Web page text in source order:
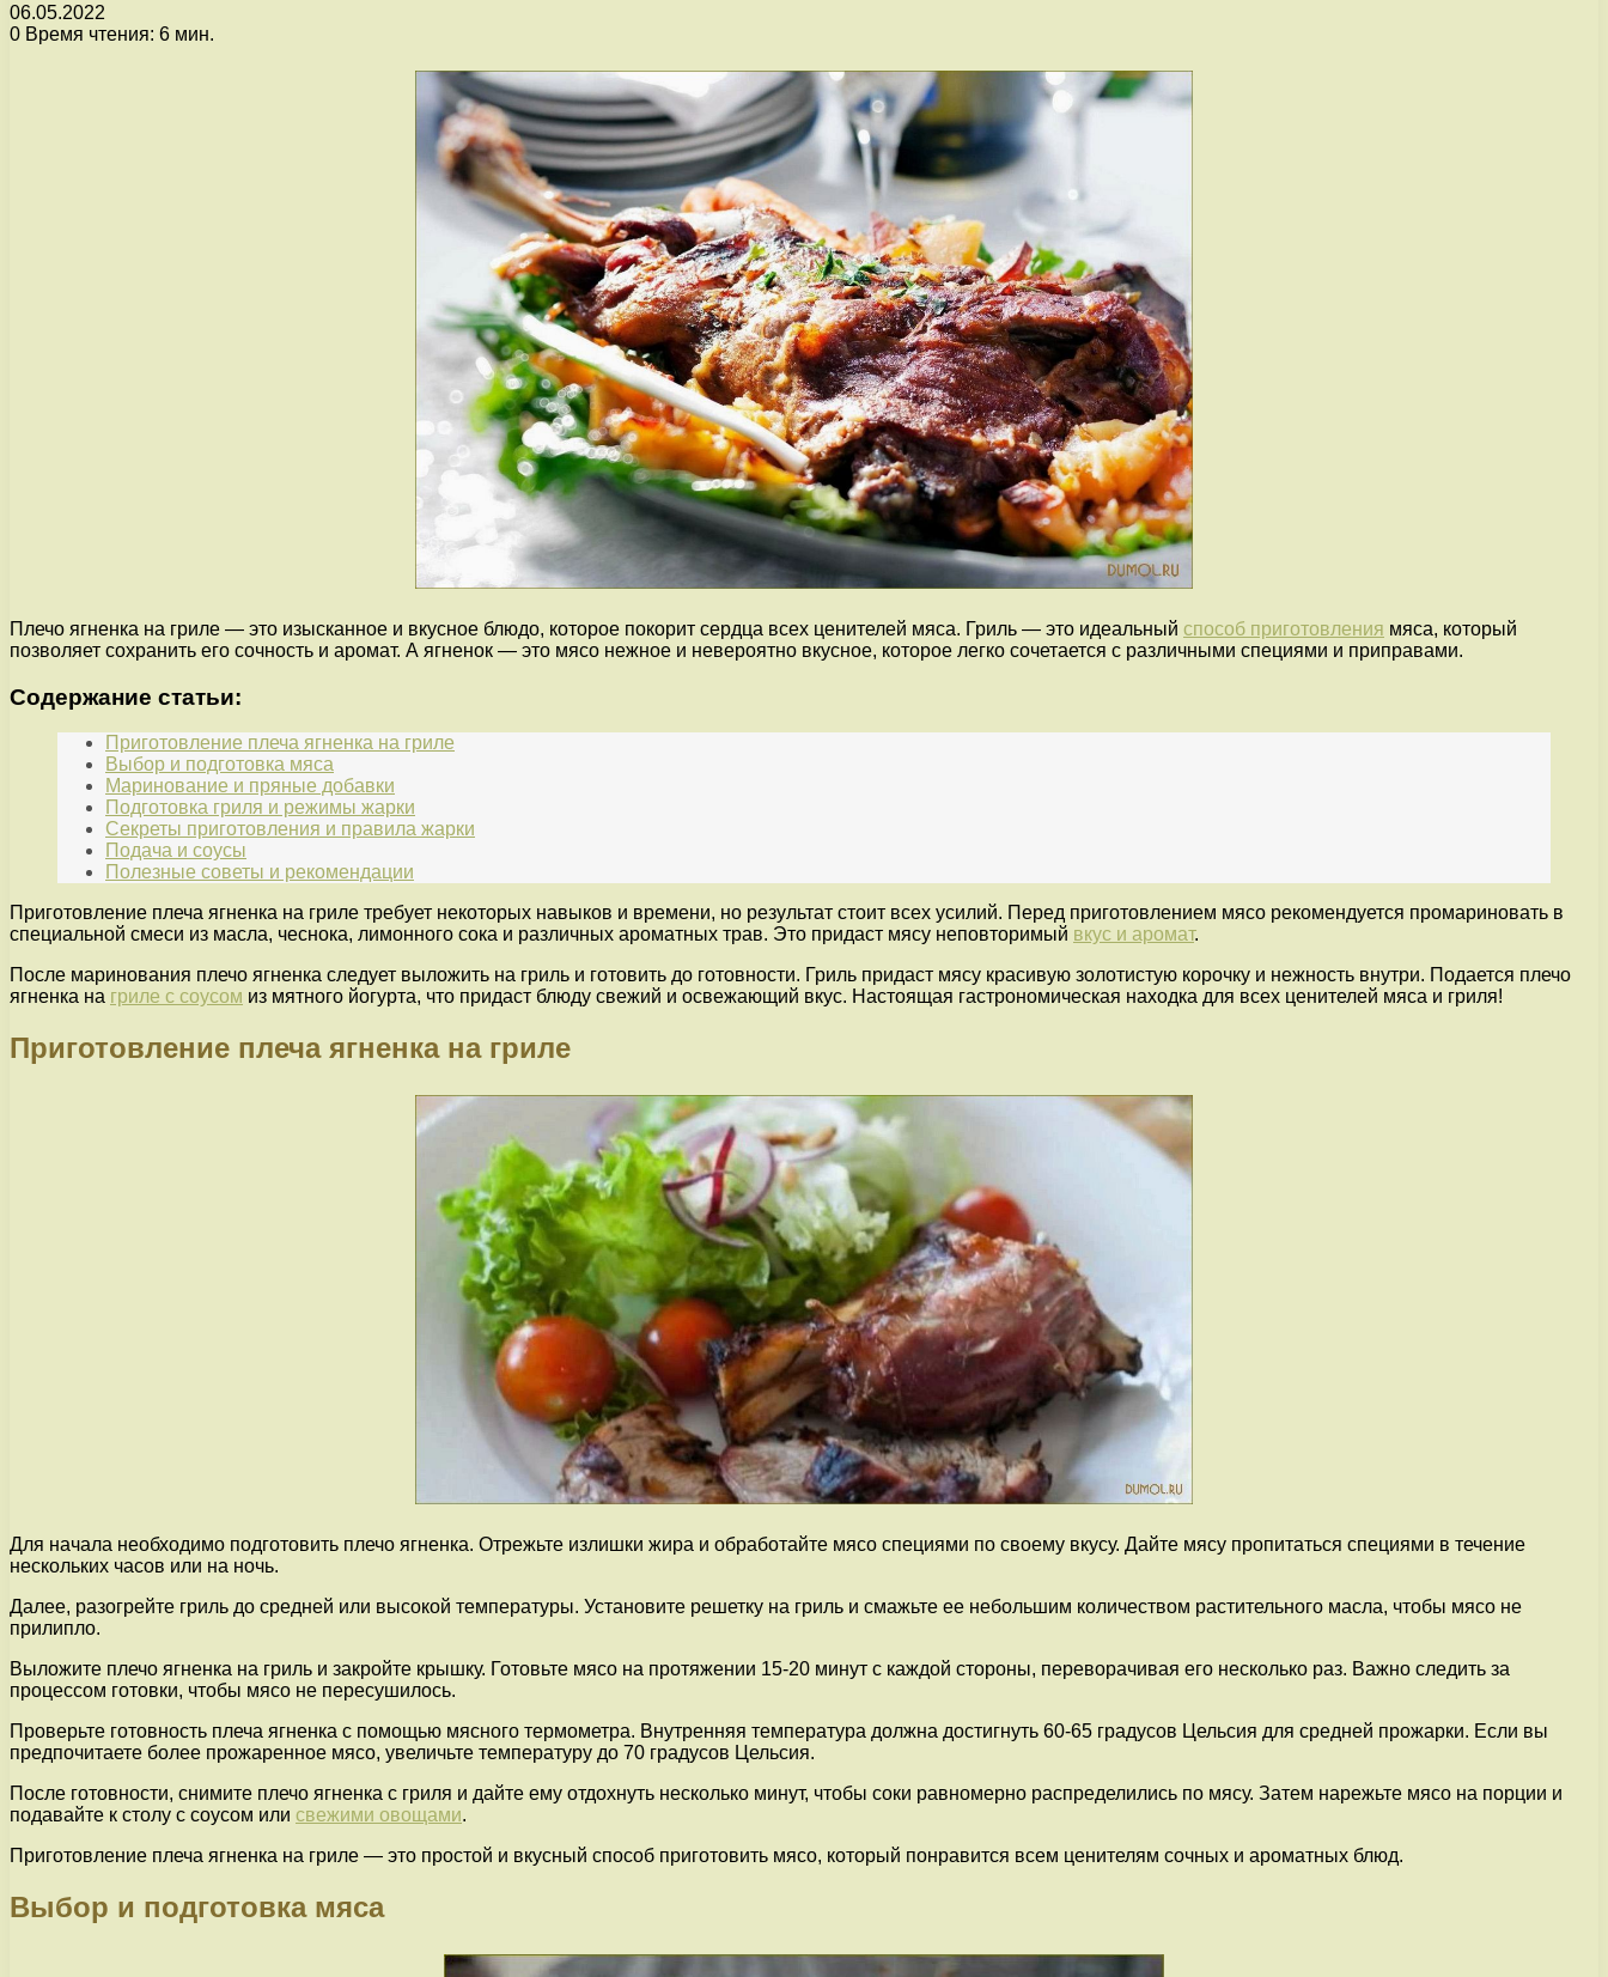
06.05.2022
0 Время чтения: 6 мин.
Плечо ягненка на гриле — это изысканное и вкусное блюдо, которое покорит сердца всех ценителей мяса. Гриль — это идеальный способ приготовления мяса, который
позволяет сохранить его сочность и аромат. А ягненок — это мясо нежное и невероятно вкусное, которое легко сочетается с различными специями и приправами.
Содержание статьи:
Приготовление плеча ягненка на гриле
Выбор и подготовка мяса
Маринование и пряные добавки
Подготовка гриля и режимы жарки
Секреты приготовления и правила жарки
Подача и соусы
Полезные советы и рекомендации
Приготовление плеча ягненка на гриле требует некоторых навыков и времени, но результат стоит всех усилий. Перед приготовлением мясо рекомендуется промариновать в
специальной смеси из масла, чеснока, лимонного сока и различных ароматных трав. Это придаст мясу неповторимый вкус и аромат.
После маринования плечо ягненка следует выложить на гриль и готовить до готовности. Гриль придаст мясу красивую золотистую корочку и нежность внутри. Подается плечо
ягненка на гриле с соусом из мятного йогурта, что придаст блюду свежий и освежающий вкус. Настоящая гастрономическая находка для всех ценителей мяса и гриля!
Приготовление плеча ягненка на гриле
Для начала необходимо подготовить плечо ягненка. Отрежьте излишки жира и обработайте мясо специями по своему вкусу. Дайте мясу пропитаться специями в течение
нескольких часов или на ночь.
Далее, разогрейте гриль до средней или высокой температуры. Установите решетку на гриль и смажьте ее небольшим количеством растительного масла, чтобы мясо не
прилипло.
Выложите плечо ягненка на гриль и закройте крышку. Готовьте мясо на протяжении 15-20 минут с каждой стороны, переворачивая его несколько раз. Важно следить за
процессом готовки, чтобы мясо не пересушилось.
Проверьте готовность плеча ягненка с помощью мясного термометра. Внутренняя температура должна достигнуть 60-65 градусов Цельсия для средней прожарки. Если вы
предпочитаете более прожаренное мясо, увеличьте температуру до 70 градусов Цельсия.
После готовности, снимите плечо ягненка с гриля и дайте ему отдохнуть несколько минут, чтобы соки равномерно распределились по мясу. Затем нарежьте мясо на порции и
подавайте к столу с соусом или свежими овощами.
Приготовление плеча ягненка на гриле — это простой и вкусный способ приготовить мясо, который понравится всем ценителям сочных и ароматных блюд.
Выбор и подготовка мяса